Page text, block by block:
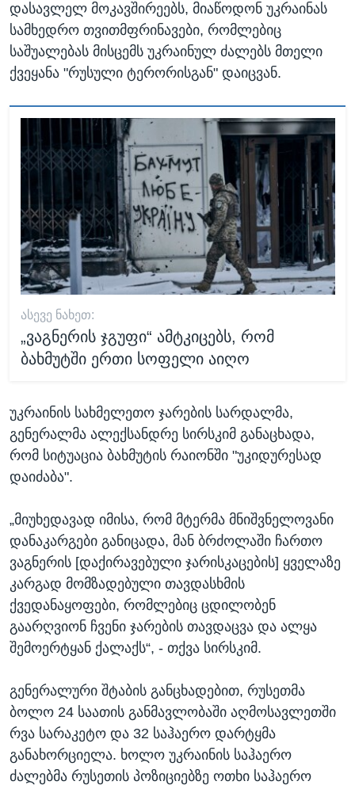
დასავლელ მოკავშირეებს, მიაწოდონ უკრაინას
სამხედრო თვითმფრინავები, რომლებიც
საშუალებას მისცემს უკრაინულ ძალებს მთელი
ქვეყანა "რუსული ტერორისგან" დაიცვან.
ᲐᲡᲔᲕᲔ ᲜᲐᲮᲔᲗ:
„ვაგნერის ჯგუფი“ ამტკიცებს, რომ
ბახმუტში ერთი სოფელი აიღო
უკრაინის სახმელეთო ჯარების სარდალმა,
გენერალმა ალექსანდრე სირსკიმ განაცხადა,
რომ სიტუაცია ბახმუტის რაიონში "უკიდურესად
დაიძაბა".
„მიუხედავად იმისა, რომ მტერმა მნიშვნელოვანი
დანაკარგები განიცადა, მან ბრძოლაში ჩართო
ვაგნერის [დაქირავებული ჯარისკაცების] ყველაზე
კარგად მომზადებული თავდასხმის
ქვედანაყოფები, რომლებიც ცდილობენ
გაარღვიონ ჩვენი ჯარების თავდაცვა და ალყა
შემოერტყან ქალაქს“, - თქვა სირსკიმ.
გენერალური შტაბის განცხადებით, რუსეთმა
ბოლო 24 საათის განმავლობაში აღმოსავლეთში
რვა სარაკეტო და 32 საჰაერო დარტყმა
განახორციელა. ხოლო უკრაინის საჰაერო
ძალებმა რუსეთის პოზიციებზე ოთხი საჰაერო